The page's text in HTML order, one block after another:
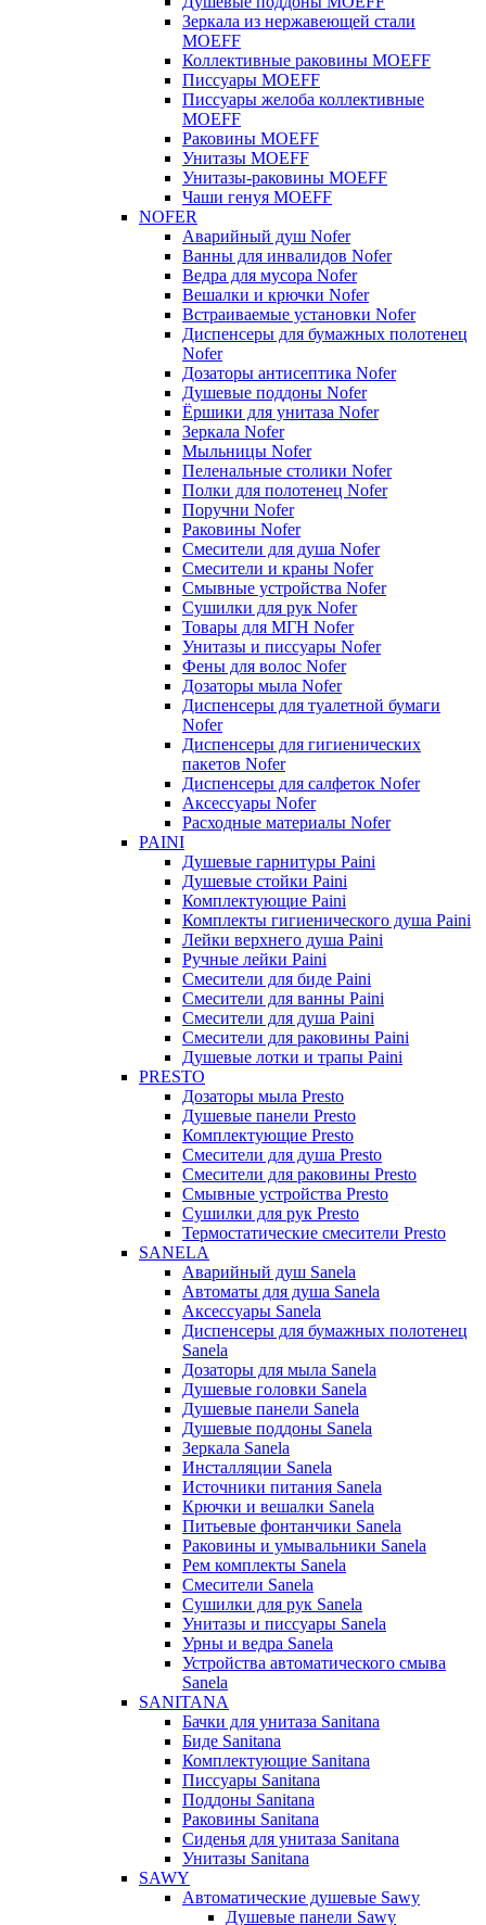
Зеркала из нержавеющей стали
MOEFF
Коллективные раковины MOEFF
Писсуары MOEFF
Писсуары желоба коллективные
MOEFF
Раковины MOEFF
Унитазы MOEFF
Унитазы-раковины MOEFF
Чаши генуя MOEFF
NOFER
Аварийный душ Nofer
Ванны для инвалидов Nofer
Ведра для мусора Nofer
Вешалки и крючки Nofer
Встраиваемые установки Nofer
Диспенсеры для бумажных полотенец
Nofer
Дозаторы антисептика Nofer
Душевые поддоны Nofer
Ёршики для унитаза Nofer
Зеркала Nofer
Мыльницы Nofer
Пеленальные столики Nofer
Полки для полотенец Nofer
Поручни Nofer
Раковины Nofer
Смесители для душа Nofer
Смесители и краны Nofer
Смывные устройства Nofer
Сушилки для рук Nofer
Товары для МГН Nofer
Унитазы и писсуары Nofer
Фены для волос Nofer
Дозаторы мыла Nofer
Диспенсеры для туалетной бумаги
Nofer
Диспенсеры для гигиенических
пакетов Nofer
Диспенсеры для салфеток Nofer
Аксессуары Nofer
Расходные материалы Nofer
PAINI
Душевые гарнитуры Paini
Душевые стойки Paini
Комплектующие Paini
Комплекты гигиенического душа Paini
Лейки верхнего душа Paini
Ручные лейки Paini
Смесители для биде Paini
Смесители для ванны Paini
Смесители для душа Paini
Смесители для раковины Paini
Душевые лотки и трапы Paini
PRESTO
Дозаторы мыла Presto
Душевые панели Presto
Комплектующие Presto
Смесители для душа Presto
Смесители для раковины Presto
Смывные устройства Presto
Сушилки для рук Presto
Термостатические смесители Presto
SANELA
Аварийный душ Sanela
Автоматы для душа Sanela
Аксессуары Sanela
Диспенсеры для бумажных полотенец
Sanela
Дозаторы для мыла Sanela
Душевые головки Sanela
Душевые панели Sanela
Душевые поддоны Sanela
Зеркала Sanela
Инсталляции Sanela
Источники питания Sanela
Крючки и вешалки Sanela
Питьевые фонтанчики Sanela
Раковины и умывальники Sanela
Рем комплекты Sanela
Смесители Sanela
Сушилки для рук Sanela
Унитазы и писсуары Sanela
Урны и ведра Sanela
Устройства автоматического смыва
Sanela
SANITANA
Бачки для унитаза Sanitana
Биде Sanitana
Комплектующие Sanitana
Писсуары Sanitana
Поддоны Sanitana
Раковины Sanitana
Сиденья для унитаза Sanitana
Унитазы Sanitana
SAWY
Автоматические душевые Sawy
Душевые панели Sawy